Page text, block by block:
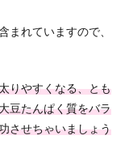
まれていますので、
りやすくなる、とも
豆たんぱく質をバラ
させちゃいましょう